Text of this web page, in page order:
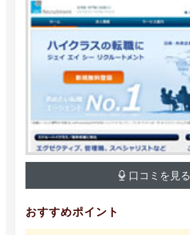
口コミを見る
おすすめポイント